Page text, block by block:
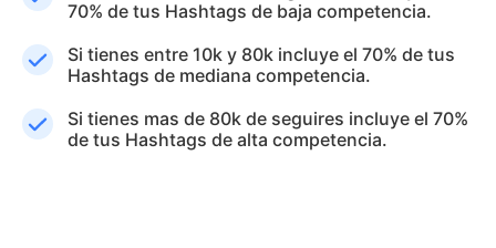
70% de tus Hashtags de baja competencia.
Si tienes entre 10k y 80k incluye el 70% de tus
Hashtags de mediana competencia.
Si tienes mas de 80k de seguires incluye el 70%
de tus Hashtags de alta competencia.